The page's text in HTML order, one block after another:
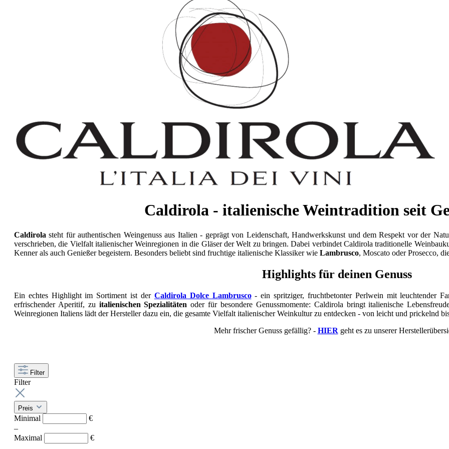
Caldirola - italienische Weintradition seit
Caldirola steht für authentischen Weingenuss aus Italien - geprägt von Leidenschaft, Handwerkskunst und dem Respekt vor der
verschrieben, die Vielfalt italienischer Weinregionen in die Gläser der Welt zu bringen. Dabei verbindet Caldirola traditionelle
Kenner als auch Genießer begeistern. Besonders beliebt sind fruchtige italienische Klassiker wie Lambrusco, Moscato oder Prosecco,
Highlights für deinen Genuss
Ein echtes Highlight im Sortiment ist der Caldirola Dolce Lambrusco- ein spritziger, fruchtbetonter Perlwein mit leuchtender
erfrischender Aperitif, zu italienischen Spezialitäten oder für besondere Genussmomente: Caldirola bringt italienische
Weinregionen Italiens lädt der Hersteller dazu ein, die gesamte Vielfalt italienischer Weinkultur zu entdecken - von leicht und prickelnd
Mehr frischer Genuss gefällig? - HIER geht es zu unserer
Filter
Filter
Preis
Minimal
€
–
Maximal
€